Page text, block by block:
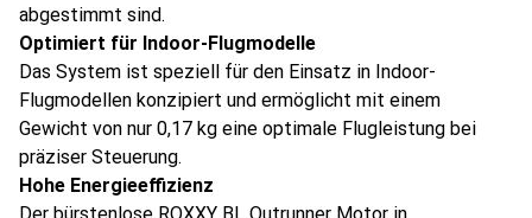
abgestimmt sind.
Optimiert für Indoor-Flugmodelle
Das System ist speziell für den Einsatz in Indoor-
Flugmodellen konzipiert und ermöglicht mit einem
Gewicht von nur 0,17 kg eine optimale Flugleistung bei
präziser Steuerung.
Hohe Energieeffizienz